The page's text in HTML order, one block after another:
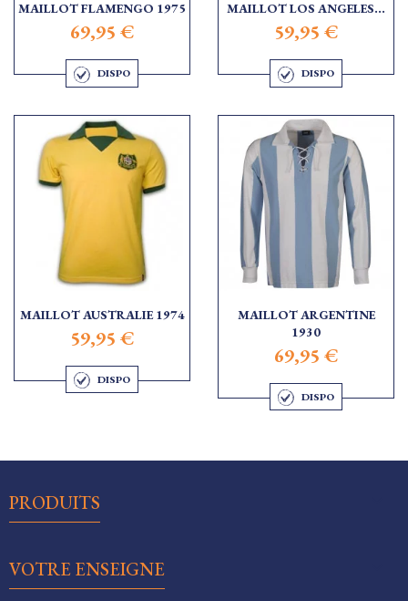
MAILLOT FLAMENGO 1975
69,95 €
DISPO
MAILLOT LOS ANGELES...
59,95 €
DISPO
MAILLOT AUSTRALIE 1974
59,95 €
DISPO
MAILLOT ARGENTINE
1930
69,95 €
DISPO
PRODUITS
VOTRE ENSEIGNE